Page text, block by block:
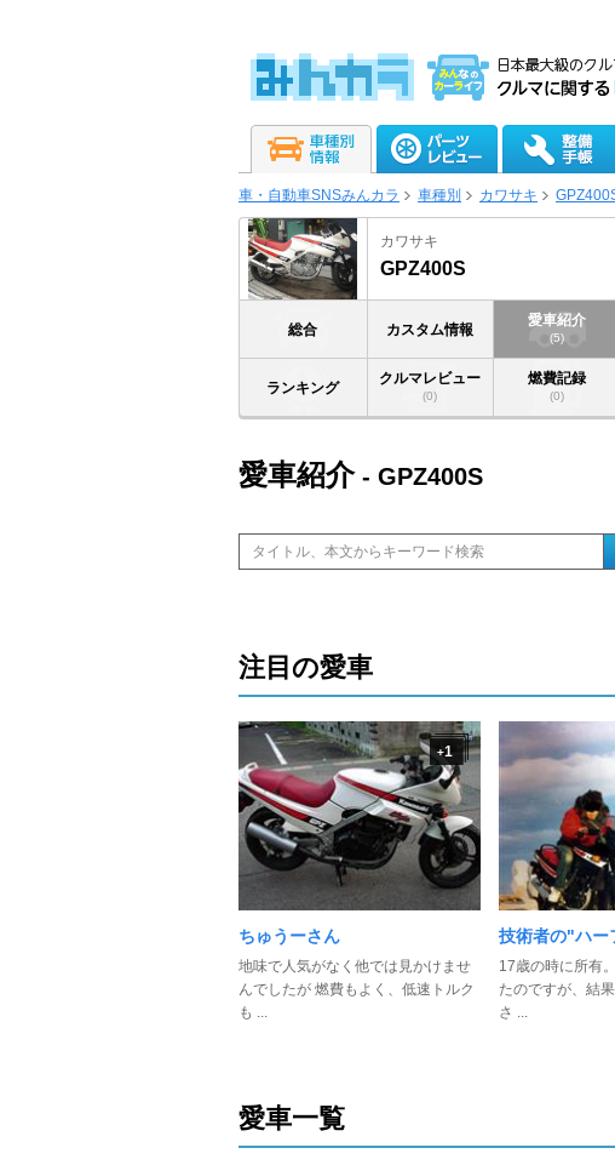
車・自動車SNSみんカラ 車種別 カワサキ
カワサキ
GPZ400S
総合 カスタム情報
愛車紹介
(5)
ランキング
クルマレビュー
(0)
燃費記録
(0)
愛車紹介- GPZ400S
注目の愛車
+1
ちゅうーさん
地味で人気がなく他では見かけませ
んでしたが 燃費もよく、低速トルク
も ...
技術者の"ハー
17歳の時に所有
たのですが、結
さ ...
愛車一覧